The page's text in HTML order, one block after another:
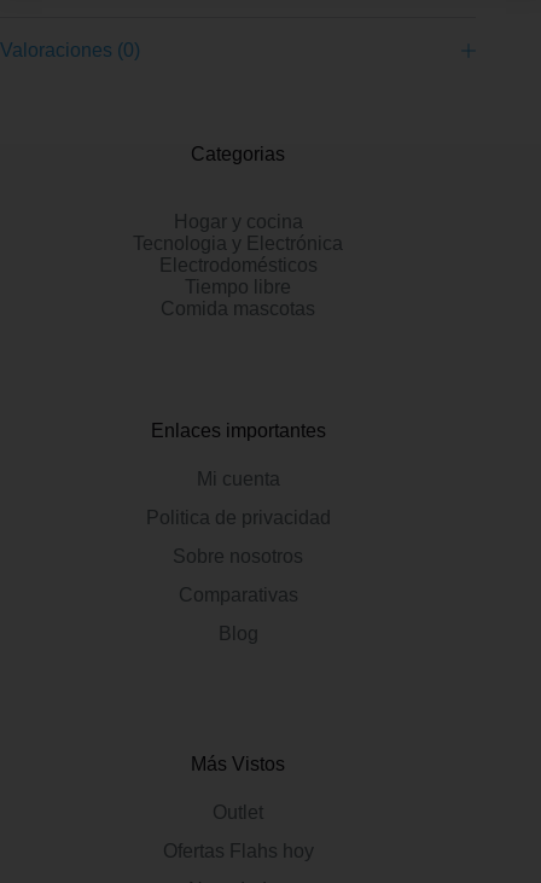
Valoraciones (0)
Categorias
Hogar y cocina
Tecnologia y Electrónica
Electrodomésticos
Tiempo libre
Comida mascotas
Enlaces importantes
Mi cuenta
Politica de privacidad
Sobre nosotros
Comparativas
Blog
Más Vistos
Outlet
Ofertas Flahs hoy